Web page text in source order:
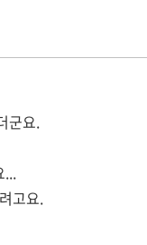
군요.
...
고요.